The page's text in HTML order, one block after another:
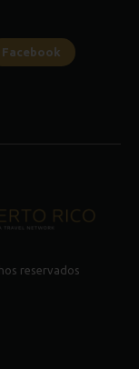
Facebook
reservados